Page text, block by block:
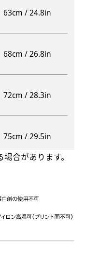
63cm / 24.8in
68cm / 26.8in
72cm / 28.3in
75cm / 29.5in
合があります。
内)
成が可能です。
イズでお好みの
つくります。お
上部にチチを5
な幕をつくりま
に推奨されてい
が炎に触れても
というより溶け
方法は、旗の
て延焼を抑えま